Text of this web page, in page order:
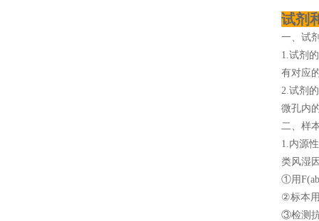
试剂
一、试
1.试剂
有对应
2.试剂
微孔内
二、样
1.内源
类风湿
①用
②标本
③检测